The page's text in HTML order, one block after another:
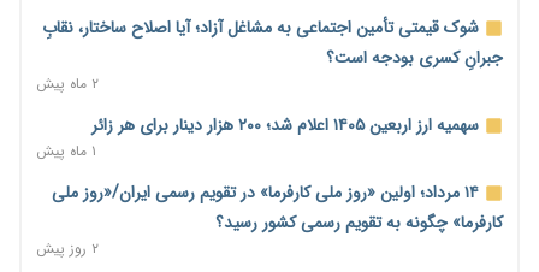
بنگاه‌داری بانک‌ها؛ مانع بزرگ خانه‌دار شدن مستأجران
نماینده مجلس: توسعه مرزهای زمینی به راهبرد تأمین کالاهای
اساسی تبدیل شود
۱ روز پیش
خانه کارگر قزوین: شکاف دستمزد و هزینه معیشت هر روز عمیق‌تر
می‌شود
۱ روز پیش
شوک قیمتی تأمین اجتماعی به مشاغل آزاد؛ آیا اصلاح ساختار، نقابِ
جبرانِ کسری بودجه است؟
۲ ماه پیش
سهمیه ارز اربعین ۱۴۰۵ اعلام شد؛ ۲۰۰ هزار دینار برای هر زائر
۱ ماه پیش
۱۴ مرداد؛ اولین «روز ملی کارفرما» در تقویم رسمی ایران/«روز ملی
کارفرما» چگونه به تقویم رسمی کشور رسید؟
۲ روز پیش